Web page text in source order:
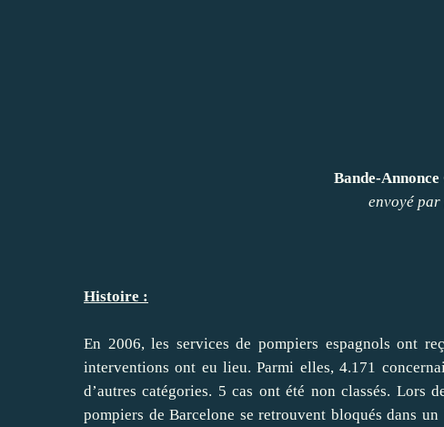
Bande-
envoyé par
Histoire :
En 2006, les services de pompiers espagnols ont
interventions ont eu lieu. Parmi elles, 4.171
d’autres catégories. 5 cas ont été non classés. Lors
pompiers de Barcelone se retrouvent bloqués dans